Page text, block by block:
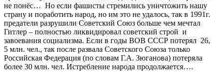
не понёс… Но если фашисты стремились уничтожить нашу
страну и поработить народ, но им это не удалось, так в 1991г.
предатели разрушили Советский Союз больше чем мечтал
Гитлер – полностью ликвидировал советский строй и
завоевания социализма. Если в годы ВОВ СССР потерял 26,
5 млн. чел., так после развала Советского Союза только
Российская Федерация (по словам Г.А. Зюганова) потеряла
более 30 млн. чел. Истребление народа продолжается….